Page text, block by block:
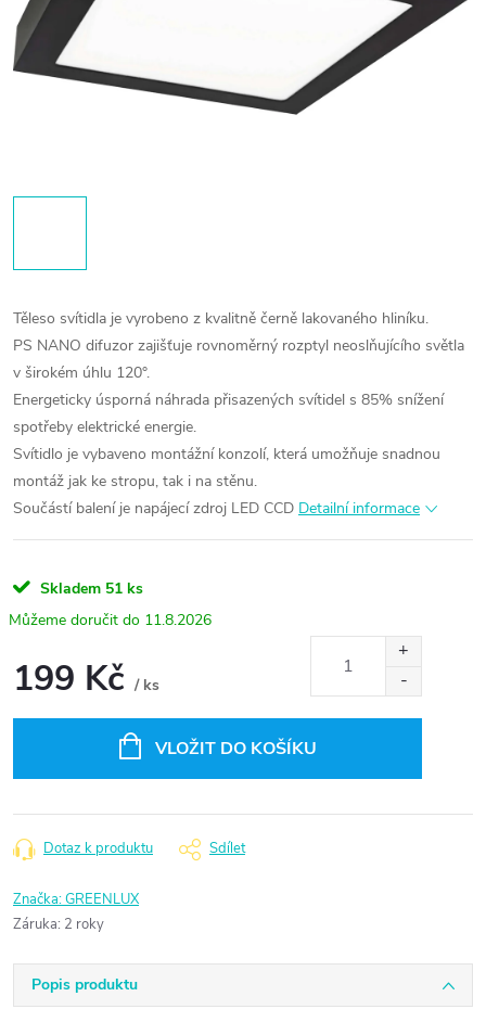
Těleso svítidla je vyrobeno z kvalitně černě lakovaného hliníku.
PS NANO difuzor zajišťuje rovnoměrný rozptyl neoslňujícího světla
v širokém úhlu 120°.
Energeticky úsporná náhrada přisazených svítidel s 85% snížení
spotřeby elektrické energie.
Svítidlo je vybaveno montážní konzolí, která umožňuje snadnou
montáž jak ke stropu, tak i na stěnu.
Součástí balení je napájecí zdroj LED CCD Detailní informace
Skladem 51 ks
11.8.2026
199 Kč / ks
VLOŽIT DO KOŠÍKU
Dotaz k produktu Sdílet
Značka:GREENLUX
Záruka: 2 roky
Popis produktu